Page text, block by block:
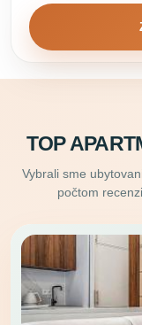
TOP
Vybrali sme
počtom